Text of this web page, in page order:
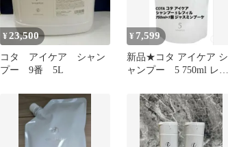
¥23,500
コタ アイケア シャン
プー 9番 5L
¥ 7,599
新品★コタ アイケア シ
ャンプー 5 750ml レフ